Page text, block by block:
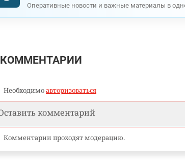
Оперативные новости и важные материалы в
КОММЕНТАРИИ
Необходимоавторизоваться
Комментарии проходят модерацию.